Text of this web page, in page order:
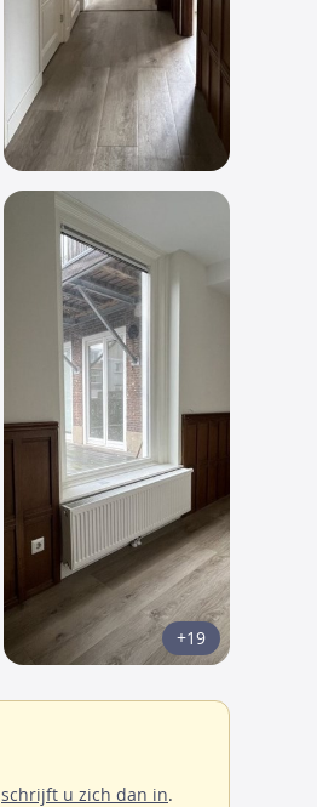
+19
schrijft u zich dan in.